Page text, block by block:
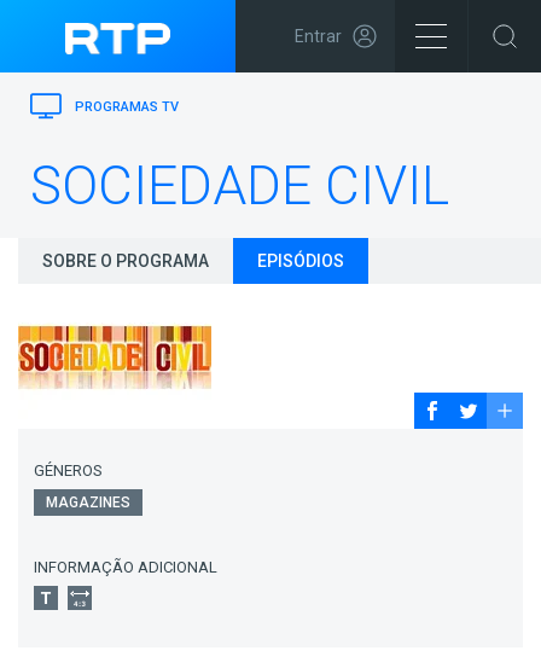
Entrar
PROGRAMAS TV
SOCIEDADE CIVIL
SOBRE O PROGRAMA EPISÓDIOS
GÉNEROS
MAGAZINES
INFORMAÇÃO ADICIONAL